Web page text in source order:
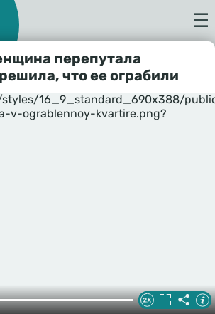
☰
перепутала
что ее ограбили
16_9_standard_690x388/
v-ograblennoy-kvartire.png?